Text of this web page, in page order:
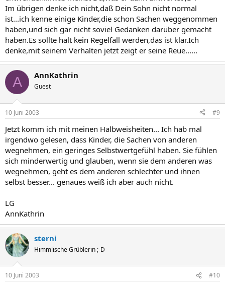
Im übrigen denke ich nicht,daß Dein Sohn nicht normal
ist...ich kenne einige Kinder,die schon Sachen weggenommen
haben,und sich gar nicht soviel Gedanken darüber gemacht
haben.Es sollte halt kein Regelfall werden,das ist klar.Ich
denke,mit seinem Verhalten jetzt zeigt er seine Reue......
A AnnKathrin
Guest
10 Juni 2003 #9
Jetzt komm ich mit meinen Halbweisheiten... Ich hab mal
irgendwo gelesen, dass Kinder, die Sachen von anderen
wegnehmen, ein geringes Selbstwertgefühl haben. Sie fühlen
sich minderwertig und glauben, wenn sie dem anderen was
wegnehmen, geht es dem anderen schlechter und ihnen
selbst besser... genaues weiß ich aber auch nicht.
LG
AnnKathrin
sterni
Himmlische Grüblerin ;-D
10 Juni 2003 #10